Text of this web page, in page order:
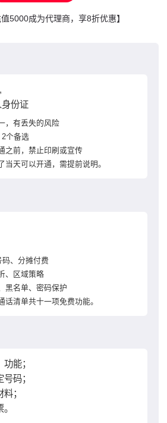
值5000成为代理商，享8折优惠】
份证
，有丢失的风险
个备选
之前，禁止印刷或宣传
当天可以开通，需提前说明。
、分摊付费
、区域策略
黑名单、密码保护
话清单共十一项免费功能。
能；
码；
；